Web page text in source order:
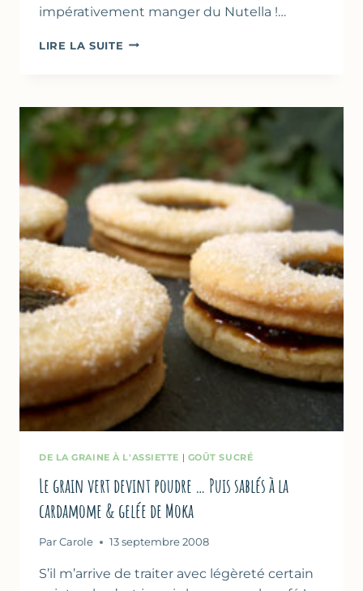
impérativement manger du Nutella !…
LIRE LA SUITE FONDANT
FROMAGE
BLANC
&
DE LA GRAINE À L'ASSIETTE | GOÛT SUCRÉ
Le grain vert devint poudre … Puis sablés à la
cardamome & gelée de Moka
Par Carole 13 septembre 2008
S’il m’arrive de traiter avec légèreté certain